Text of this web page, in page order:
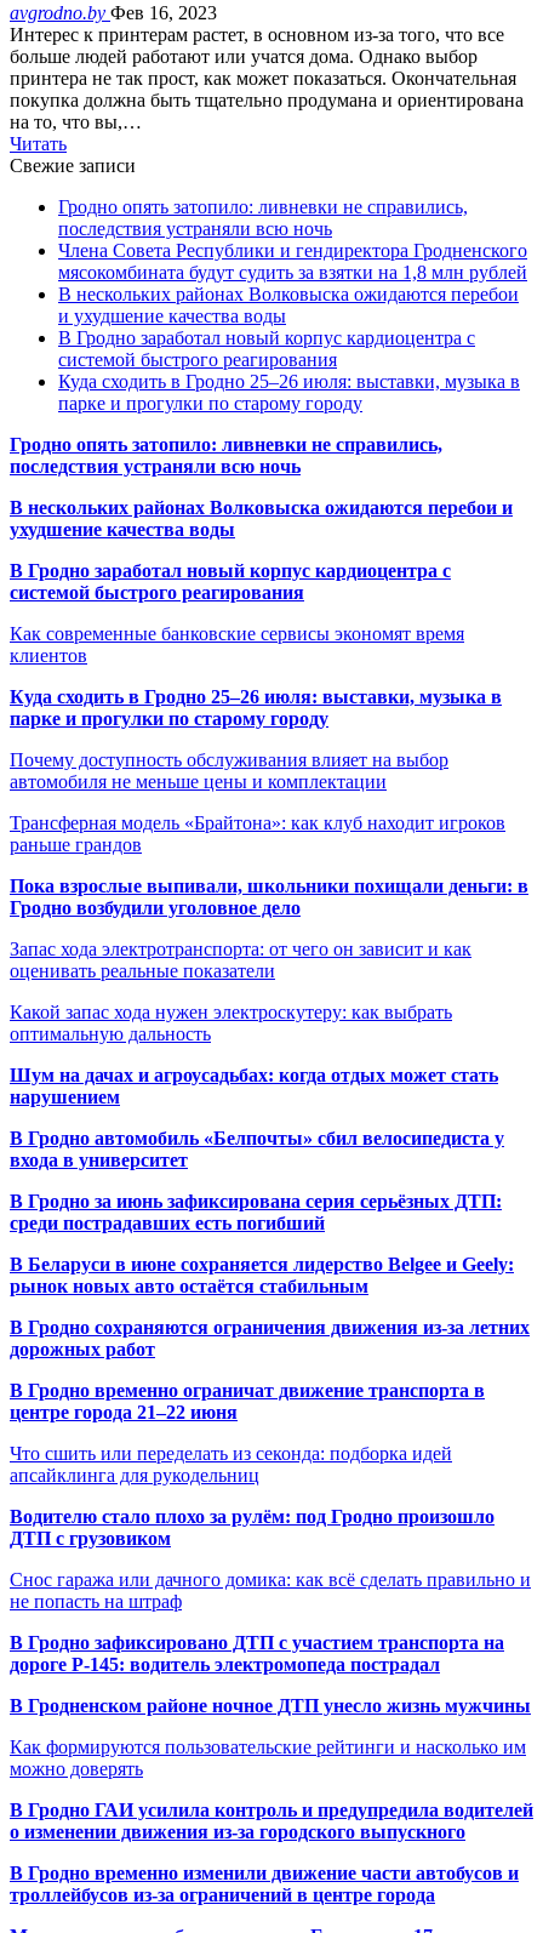
avgrodno.by Фев 16, 2023
Интерес к принтерам растет, в основном из-за того, что все
больше людей работают или учатся дома. Однако выбор
принтера не так прост, как может показаться. Окончательная
покупка должна быть тщательно продумана и ориентирована
на то, что вы,…
Читать
Свежие записи
Гродно опять затопило: ливневки не справились,
последствия устраняли всю ночь
Члена Совета Республики и гендиректора Гродненского
мясокомбината будут судить за взятки на 1,8 млн рублей
В нескольких районах Волковыска ожидаются перебои
и ухудшение качества воды
В Гродно заработал новый корпус кардиоцентра с
системой быстрого реагирования
Куда сходить в Гродно 25–26 июля: выставки, музыка в
парке и прогулки по старому городу
Гродно опять затопило: ливневки не справились,
последствия устраняли всю ночь
В нескольких районах Волковыска ожидаются перебои и
ухудшение качества воды
В Гродно заработал новый корпус кардиоцентра с
системой быстрого реагирования
Как современные банковские сервисы экономят время
клиентов
Куда сходить в Гродно 25–26 июля: выставки, музыка в
парке и прогулки по старому городу
Почему доступность обслуживания влияет на выбор
автомобиля не меньше цены и комплектации
Трансферная модель «Брайтона»: как клуб находит игроков
раньше грандов
Пока взрослые выпивали, школьники похищали деньги: в
Гродно возбудили уголовное дело
Запас хода электротранспорта: от чего он зависит и как
оценивать реальные показатели
Какой запас хода нужен электроскутеру: как выбрать
оптимальную дальность
Шум на дачах и агроусадьбах: когда отдых может стать
нарушением
В Гродно автомобиль «Белпочты» сбил велосипедиста у
входа в университет
В Гродно за июнь зафиксирована серия серьёзных ДТП:
среди пострадавших есть погибший
В Беларуси в июне сохраняется лидерство Belgee и Geely:
рынок новых авто остаётся стабильным
В Гродно сохраняются ограничения движения из-за летних
дорожных работ
В Гродно временно ограничат движение транспорта в
центре города 21–22 июня
Что сшить или переделать из секонда: подборка идей
апсайклинга для рукодельниц
Водителю стало плохо за рулём: под Гродно произошло
ДТП с грузовиком
Снос гаража или дачного домика: как всё сделать правильно и
не попасть на штраф
В Гродно зафиксировано ДТП с участием транспорта на
дороге Р-145: водитель электромопеда пострадал
В Гродненском районе ночное ДТП унесло жизнь мужчины
Как формируются пользовательские рейтинги и насколько им
можно доверять
В Гродно ГАИ усилила контроль и предупредила водителей
о изменении движения из-за городского выпускного
В Гродно временно изменили движение части автобусов и
троллейбусов из-за ограничений в центре города